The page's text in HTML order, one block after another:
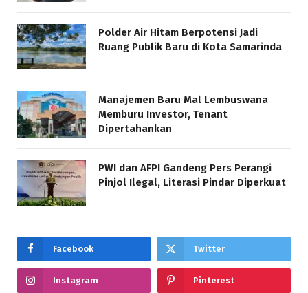
Polder Air Hitam Berpotensi Jadi
Ruang Publik Baru di Kota Samarinda
Manajemen Baru Mal Lembuswana
Memburu Investor, Tenant
Dipertahankan
PWI dan AFPI Gandeng Pers Perangi
Pinjol Ilegal, Literasi Pindar Diperkuat
Facebook Twitter
Instagram Pinterest